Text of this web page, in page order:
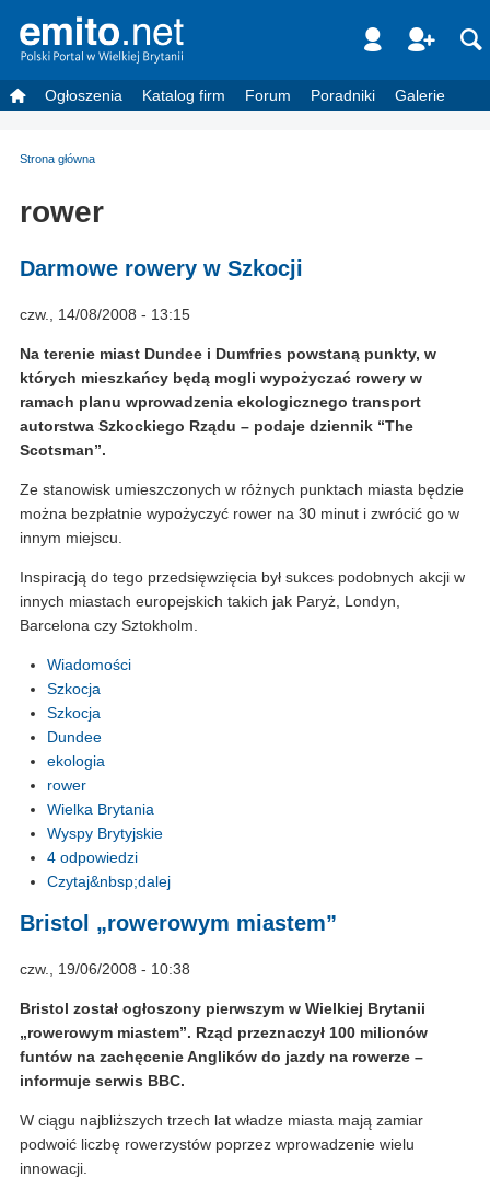
Ogłoszenia Katalog firm Forum Poradniki Galerie
Strona główna
rower
Darmowe rowery w Szkocji
czw., 14/08/2008 - 13:15
Na terenie miast Dundee i Dumfries powstaną punkty, w
których mieszkańcy będą mogli wypożyczać rowery w
ramach planu wprowadzenia ekologicznego transport
autorstwa Szkockiego Rządu – podaje dziennik “The
Scotsman”.
Ze stanowisk umieszczonych w różnych punktach miasta będzie
można bezpłatnie wypożyczyć rower na 30 minut i zwrócić go w
innym miejscu.
Inspiracją do tego przedsięwzięcia był sukces podobnych akcji w
innych miastach europejskich takich jak Paryż, Londyn,
Barcelona czy Sztokholm.
Wiadomości
Szkocja
Szkocja
Dundee
ekologia
rower
Wielka Brytania
Wyspy Brytyjskie
4 odpowiedzi
Czytaj&nbsp;dalej
Bristol „rowerowym miastem”
czw., 19/06/2008 - 10:38
Bristol został ogłoszony pierwszym w Wielkiej Brytanii
„rowerowym miastem”. Rząd przeznaczył 100 milionów
funtów na zachęcenie Anglików do jazdy na rowerze –
informuje serwis BBC.
W ciągu najbliższych trzech lat władze miasta mają zamiar
podwoić liczbę rowerzystów poprzez wprowadzenie wielu
innowacji.